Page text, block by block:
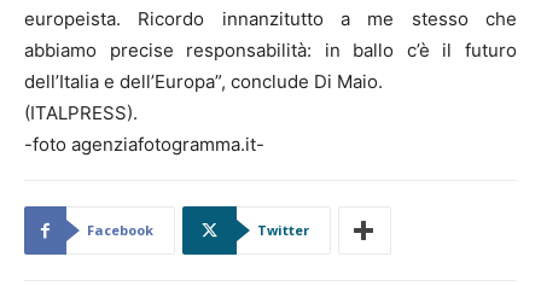
europeista. Ricordo innanzitutto a me stesso che
abbiamo precise responsabilità: in ballo c’è il futuro
dell’Italia e dell’Europa”, conclude Di Maio.
(ITALPRESS).
-foto agenziafotogramma.it-
Facebook Twitter